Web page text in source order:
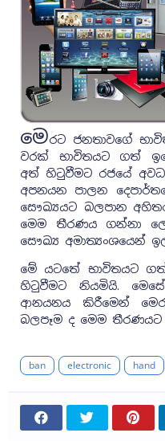
මෙරට ජනතාවගේ
වරක් භාවිතයට ගත්
අත් හි‍ටුවීමට රජයේ
අපනයන පාලන
සෞඛ්‍යයට බලපාන
මෙම තීරණය ගන්නා
සෞඛ්‍ය අමාත්‍යංශයෙන්
මේ යටතේ භාවිතයට
හි‍ටුවීමට නියමියි.
ආනයනය කිරීමෙන්
බලපෑම ද මෙම තීරණයට
ban electronic hand